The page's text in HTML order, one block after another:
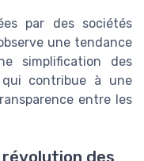
par des sociétés
une tendance
simplification des
qui contribue à une
entre les
des